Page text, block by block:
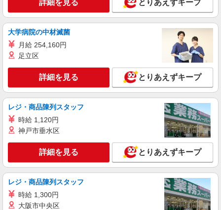
詳細を見る とりあえずキープ
大学病院の中材滅菌
月給 254,160円
足立区
詳細を見る とりあえずキープ
レジ・商品陳列スタッフ
時給 1,120円
神戸市垂水区
詳細を見る とりあえずキープ
レジ・商品陳列スタッフ
時給 1,300円
大阪市中央区